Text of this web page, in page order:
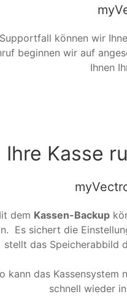
können wir
beginnen wir auf
Ihnen
Ihre Kasse
dem Kassen-Backup
Es sichert die
stellt das Speicherabbild
kann das Kassensystem
schnell wieder